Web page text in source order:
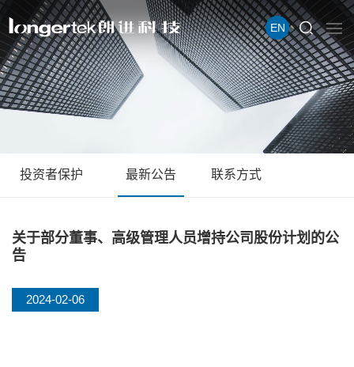
EN
投资者保护 最新公告 联系方式
关于部分董事、高级管理人员增持公司股份计划的公
告
2024-02-06